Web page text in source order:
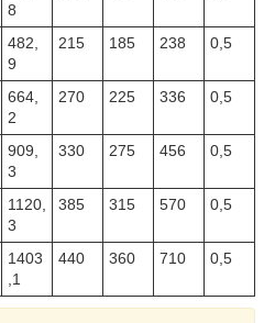
8
482,
9
215 185 238 0,5
664,
2
270 225 336 0,5
909,
3
330 275 456 0,5
1120,
3
385 315 570 0,5
1403
,1
440 360 710 0,5